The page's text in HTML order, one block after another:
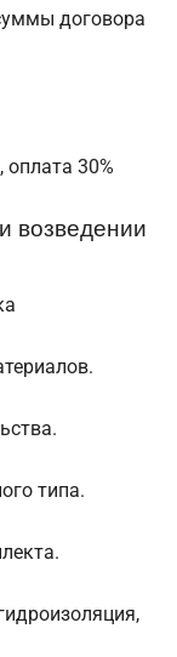
договора
30%
возведении
типа.